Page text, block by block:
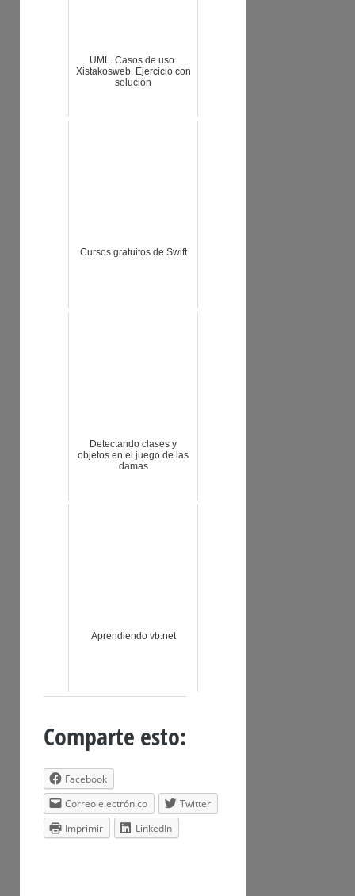
UML. Casos de uso.
Xistakosweb. Ejercicio con
solución
Cursos gratuitos de Swift
Detectando clases y
objetos en el juego de las
damas
Aprendiendo vb.net
Comparte esto:
Facebook
Correo electrónico
Twitter
Imprimir
LinkedIn